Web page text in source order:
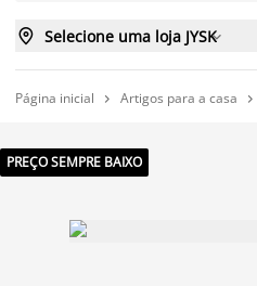
 Selecione uma loja JYSK
Página inicial  Artigos para a casa 
PREÇO SEMPRE BAIXO